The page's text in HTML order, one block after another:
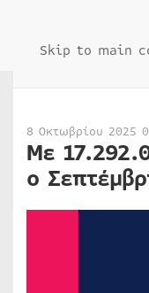
Skip to main
8 Οκτωβρίου 2025
Με
ο